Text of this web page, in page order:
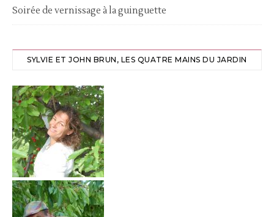
Soirée de vernissage à la guinguette
SYLVIE ET JOHN BRUN, LES QUATRE MAINS DU JARDIN